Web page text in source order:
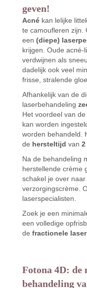
geven!
Acnékan lelijke
te camoufleren zijn.
een (diepe)
krijgen. Oude acné-
verdwijnen als
dadelijk ook veel
frisse, stralende
Afhankelijk van de
laserbehandeling
Het voordeel van
kan worden
worden behandeld.
de hersteltijd van 2
Na de behandeling
herstellende crème
schakel je over
verzorgingscrème.
laserspecialisten.
Zoek je een
een volledige
de fractionele
Fotona 4D: de
behandeling